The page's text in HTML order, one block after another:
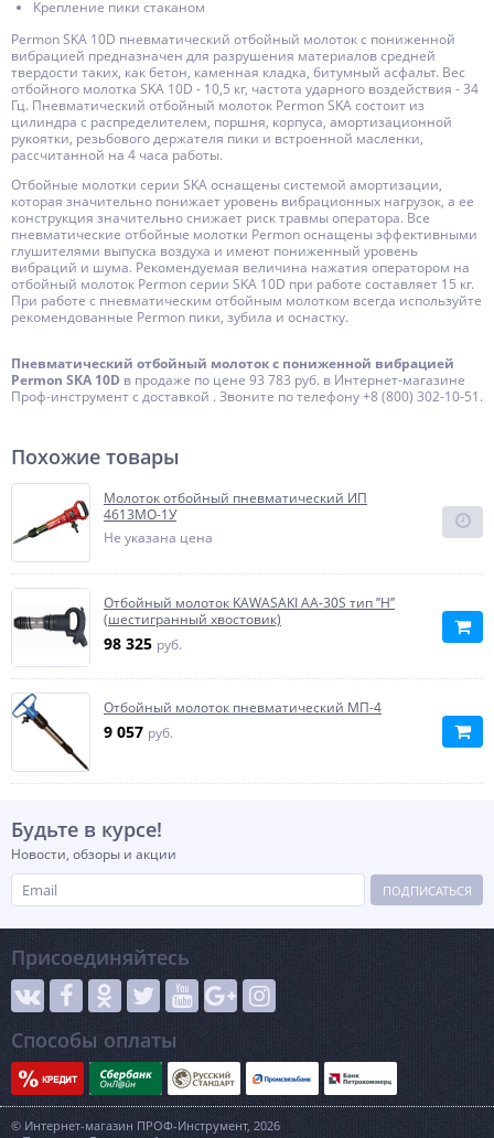
Крепление пики стаканом
Permon SKA 10D пневматический отбойный молоток с пониженной
вибрацией предназначен для разрушения материалов средней
твердости таких, как бетон, каменная кладка, битумный асфальт. Вес
отбойного молотка SKA 10D - 10,5 кг, частота ударного воздействия - 34
Гц. Пневматический отбойный молоток Permon SKA состоит из
цилиндра с распределителем, поршня, корпуса, амортизационной
рукоятки, резьбового держателя пики и встроенной масленки,
рассчитанной на 4 часа работы.
Отбойные молотки серии SKA оснащены системой амортизации,
которая значительно понижает уровень вибрационных нагрузок, а ее
конструкция значительно снижает риск травмы оператора. Все
пневматические отбойные молотки Permon оснащены эффективными
глушителями выпуска воздуха и имеют пониженный уровень
вибраций и шума. Рекомендуемая величина нажатия оператором на
отбойный молоток Permon серии SKA 10D при работе составляет 15 кг.
При работе с пневматическим отбойным молотком всегда используйте
рекомендованные Permon пики, зубила и оснастку.
Пневматический отбойный молоток с пониженной вибрацией
Permon SKA 10D в продаже по цене 93 783 руб. в Интернет-магазине
Проф-инструмент с доставкой . Звоните по телефону +8 (800) 302-10-51.
Похожие товары
Молоток отбойный пневматический ИП
4613МО-1У
Не указана цена
Отбойный молоток KAWASAKI АА-30S тип ’’H’’
(шестигранный хвостовик)
98 325 руб.
Отбойный молоток пневматический МП-4
9 057 руб.
Будьте в курсе!
Новости, обзоры и акции
ПОДПИСАТЬСЯ
Присоединяйтесь
Способы оплаты
© Интернет-магазин ПРОФ-Инструмент, 2026